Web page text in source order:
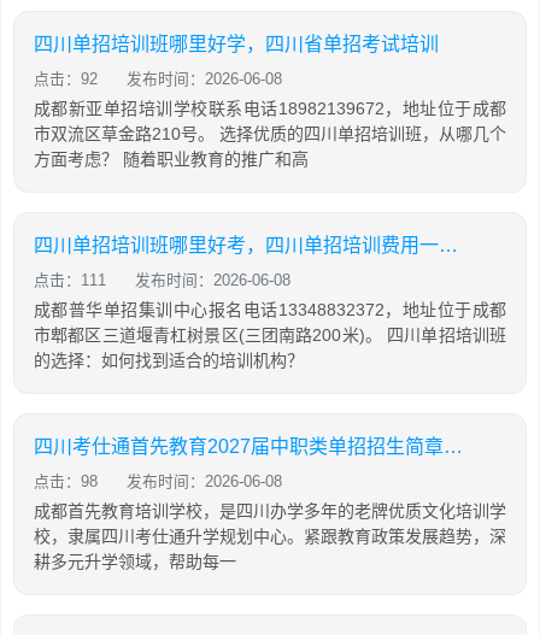
四川单招培训班哪里好学，四川省单招考试培训
点击：92 发布时间：2026-06-08
成都新亚单招培训学校联系电话18982139672，地址位于成都
市双流区草金路210号。 选择优质的四川单招培训班，从哪几个
方面考虑？ 随着职业教育的推广和高
四川单招培训班哪里好考，四川单招培训费用一般多少
点击：111 发布时间：2026-06-08
成都普华单招集训中心报名电话13348832372，地址位于成都
市郫都区三道堰青杠树景区(三团南路200米)。 四川单招培训班
的选择：如何找到适合的培训机构？
四川考仕通首先教育2027届中职类单招招生简章（语数外+中职专业技能）
点击：98 发布时间：2026-06-08
成都首先教育培训学校，是四川办学多年的老牌优质文化培训学
校，隶属四川考仕通升学规划中心。紧跟教育政策发展趋势，深
耕多元升学领域，帮助每一